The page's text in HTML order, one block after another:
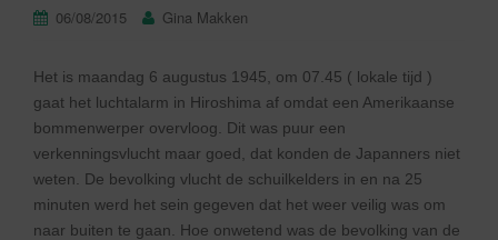
06/08/2015 Gina Makken
Het is maandag 6 augustus 1945, om 07.45 ( lokale tijd )
gaat het luchtalarm in Hiroshima af omdat een Amerikaanse
bommenwerper overvloog. Dit was puur een
verkenningsvlucht maar goed, dat konden de Japanners niet
weten. De bevolking vlucht de schuilkelders in en na 25
minuten werd het sein gegeven dat het weer veilig was om
naar buiten te gaan. Hoe onwetend was de bevolking van de